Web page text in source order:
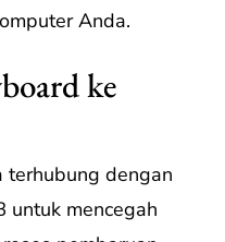
Anda.
ke
terhubung dengan
untuk mencegah